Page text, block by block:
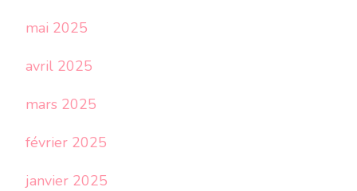
mai 2025
avril 2025
mars 2025
février 2025
janvier 2025